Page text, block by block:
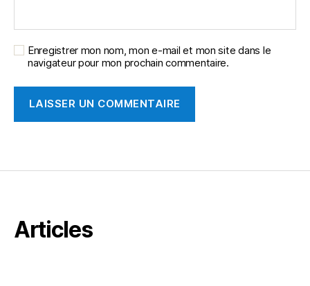
Enregistrer mon nom, mon e-mail et mon site dans le
navigateur pour mon prochain commentaire.
Articles